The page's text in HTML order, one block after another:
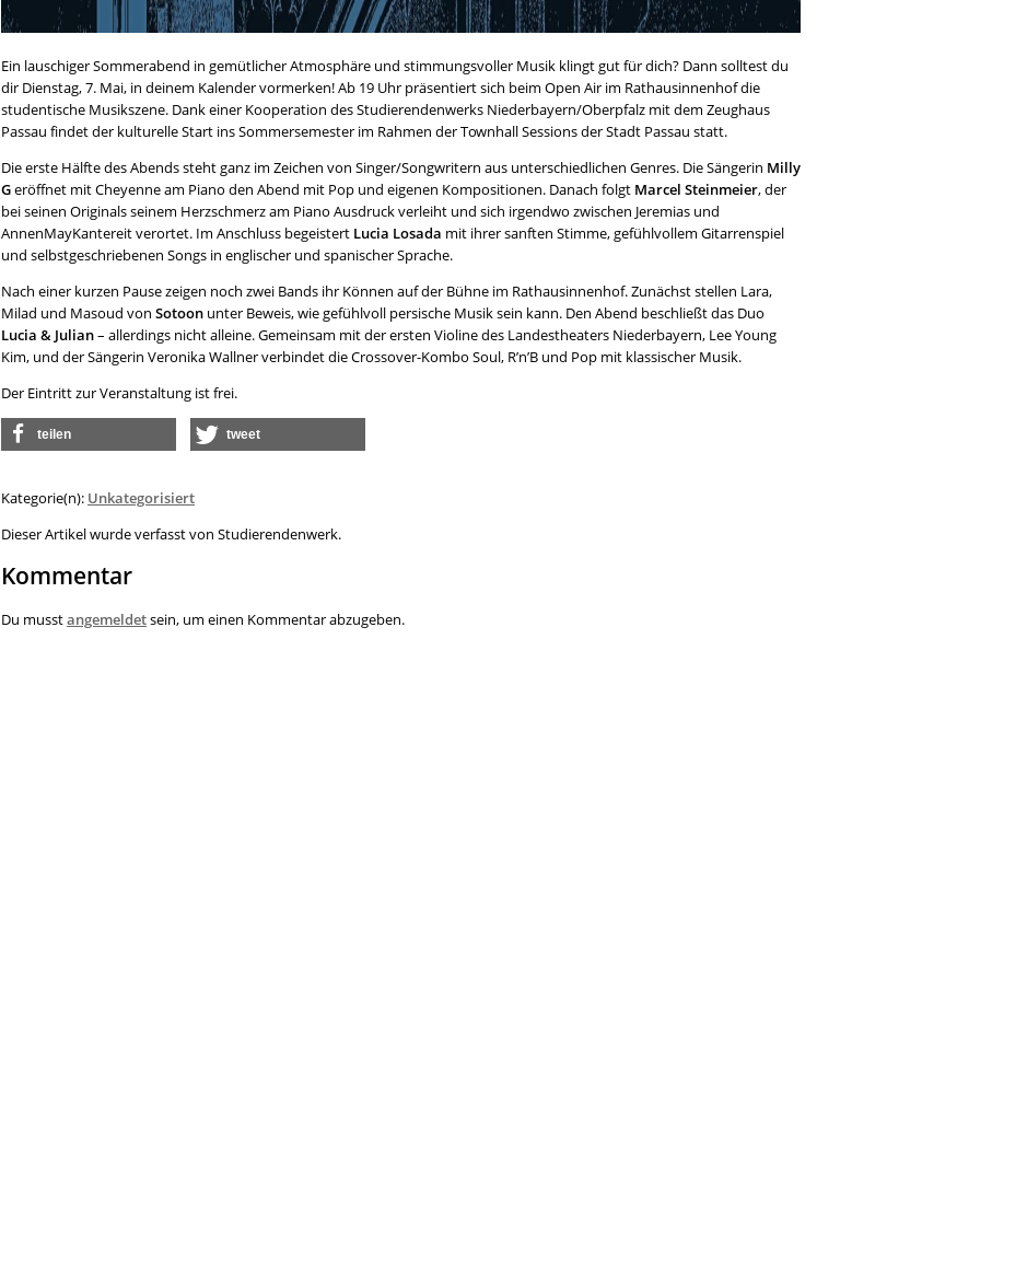
Ein lauschiger Sommerabend in gemütlicher Atmosphäre und stimmungsvoller Musik klingt gut für dich? Dann solltest du
dir Dienstag, 7. Mai, in deinem Kalender vormerken! Ab 19 Uhr präsentiert sich beim Open Air im Rathausinnenhof die
studentische Musikszene. Dank einer Kooperation des Studierendenwerks Niederbayern/Oberpfalz mit dem Zeughaus
Passau findet der kulturelle Start ins Sommersemester im Rahmen der Townhall Sessions der Stadt Passau statt.
Die erste Hälfte des Abends steht ganz im Zeichen von Singer/Songwritern aus unterschiedlichen Genres. Die Sängerin Milly
Geröffnet mit Cheyenne am Piano den Abend mit Pop und eigenen Kompositionen. Danach folgt Marcel Steinmeier, der
bei seinen Originals seinem Herzschmerz am Piano Ausdruck verleiht und sich irgendwo zwischen Jeremias und
AnnenMayKantereit verortet. Im Anschluss begeistert Lucia Losada mit ihrer sanften Stimme, gefühlvollem Gitarrenspiel
und selbstgeschriebenen Songs in englischer und spanischer Sprache.
Nach einer kurzen Pause zeigen noch zwei Bands ihr Können auf der Bühne im Rathausinnenhof. Zunächst stellen Lara,
Milad und Masoud von Sotoon unter Beweis, wie gefühlvoll persische Musik sein kann. Den Abend beschließt das Duo
Lucia & Julian– allerdings nicht alleine. Gemeinsam mit der ersten Violine des Landestheaters Niederbayern, Lee Young
Kim, und der Sängerin Veronika Wallner verbindet die Crossover-Kombo Soul, R’n’B und Pop mit klassischer Musik.
Der Eintritt zur Veranstaltung ist frei.
teilen tweet
Kategorie(n): Unkategorisiert
Dieser Artikel wurde verfasst von Studierendenwerk.
Kommentar
Du musstangemeldetsein, um einen Kommentar abzugeben.